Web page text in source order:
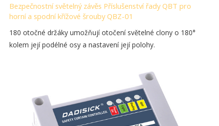
Bezpečnostní světelný závěs Příslušenství řady QBT pro
horní a spodní křížové šrouby QBZ-01
180 otočné držáky umožňují otočení světelné clony o 180°
kolem její podélné osy a nastavení její polohy.